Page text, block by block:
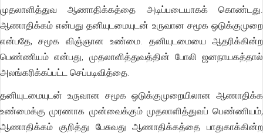
முதலாளித்துவ ஆணாதிக்கத்தை அடிப்படையாகக் கொண்டது.
ஆணாதிக்கம் என்பது தனியுடமையுடன் உருவான சமூக ஒடுக்குமுறை
என்பதே, சமூக விஞ்ஞான உண்மை. தனியுடமையை ஆதரிக்கின்ற
பெண்ணியம் என்பது, முதலாளித்துவத்தின் போலி ஜனநாயகத்தால்
அலங்கரிக்கப்பட்ட செப்படிவித்தை.
தனியுடமையுடன் உருவான சமூக ஒடுக்குமுறையிலான ஆணாதிக்க
உண்மைக்கு முரணாக முன்வைக்கும் முதலாளித்துவப் பெண்ணியம்,
ஆணாதிக்கம் குறித்து பேசுவது ஆணாதிக்கத்தை பாதுகாக்கின்ற